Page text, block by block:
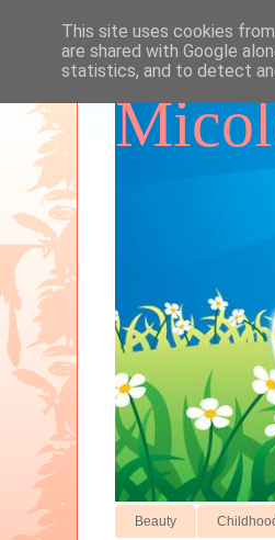
Beauty
This site uses cookies
are shared with Google
statistics, and to detect